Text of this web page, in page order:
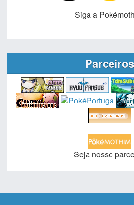
Siga a
Parceiros
Seja nosso